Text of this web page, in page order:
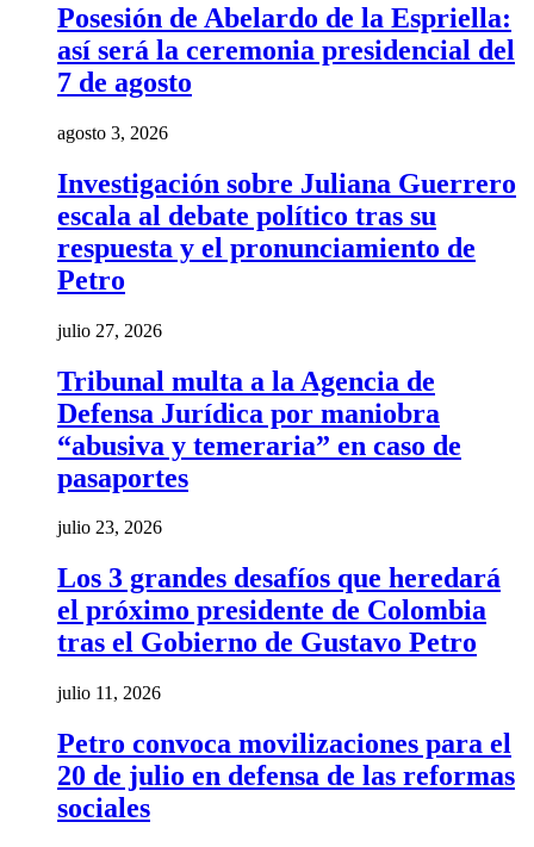
Posesión de Abelardo de la Espriella:
así será la ceremonia presidencial del
7 de agosto
agosto 3, 2026
Investigación sobre Juliana Guerrero
escala al debate político tras su
respuesta y el pronunciamiento de
Petro
julio 27, 2026
Tribunal multa a la Agencia de
Defensa Jurídica por maniobra
“abusiva y temeraria” en caso de
pasaportes
julio 23, 2026
Los 3 grandes desafíos que heredará
el próximo presidente de Colombia
tras el Gobierno de Gustavo Petro
julio 11, 2026
Petro convoca movilizaciones para el
20 de julio en defensa de las reformas
sociales